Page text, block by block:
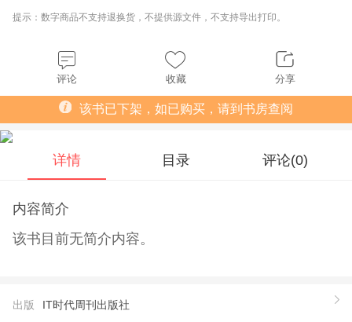
提示：数字商品不支持退换货，不提供源文件，不支持导出打印。
评论 收藏 分享
该书已下架，如已购买，请到书房查阅
详情 目录 评论(0)
内容简介
该书目前无简介内容。
出版 IT时代周刊出版社